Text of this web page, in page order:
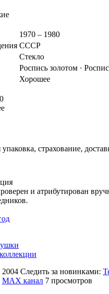
1970 – 1980
СССР
Стекло
Роспись золотом ·
Хорошее
страхование,
и атрибутирован
2004 Следить за новинками:
MAX канал 7 просмотров